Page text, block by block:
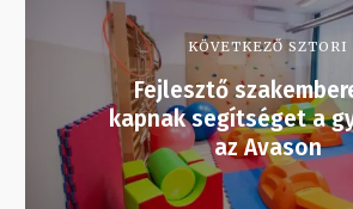
KÖVETKEZŐ SZTORI
Fejlesztő
kapnak segítséget a
az Avason